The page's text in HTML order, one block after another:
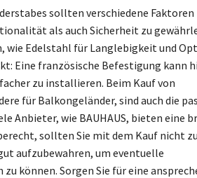
sollten verschiedene Faktoren
als auch Sicherheit zu
wie Edelstahl für Langlebigkeit und
Eine französische Befestigung kann
zu installieren. Beim Kauf von
für Balkongeländer, sind auch die
Anbieter, wie BAUHAUS, bieten eine
sollten Sie mit dem Kauf nicht
aufzubewahren, um eventuelle
können. Sorgen Sie für eine